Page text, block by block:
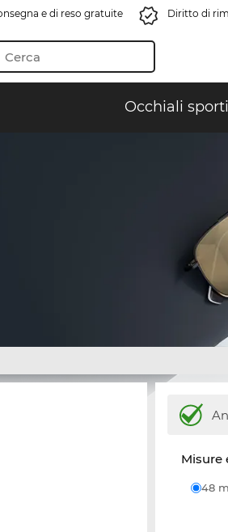
e di reso gratuite Diritto di
Occhiali
Misure
48